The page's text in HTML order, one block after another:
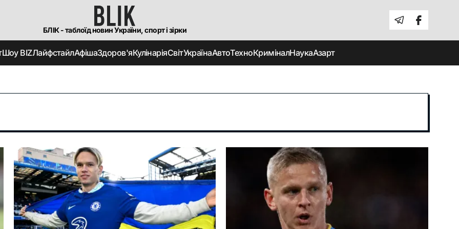
БЛІК - таблоїд новин України, спорт і зірки
Шоу BIZЛайфстайлАфішаЗдоров'яКулінаріяСвітУкраїнаАвтоТехноКриміналНаукаАзарт